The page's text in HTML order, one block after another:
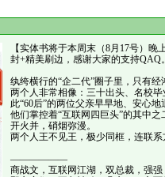
【实体书将于本周末（8月17号）
封+精美刷边，感谢大家的支持QAQ
纨绔横行的“企二代”圈子里，只有经
两个人非常相像：三十出头、名校
此“60后”的两位父亲早早地、安心地
他们掌控着“互联网四巨头”的其中
开火并，硝烟弥漫。
两个人王不见王，极少同框，连联系
——————
商战文，互联网江湖，双总裁，强